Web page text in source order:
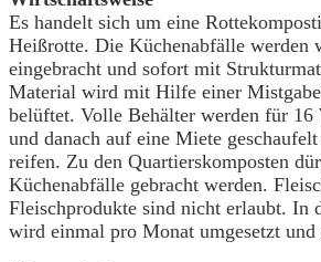
Es handelt sich um eine
Heißrotte. Die Küchenabfälle werden
eingebracht und sofort mit
Material wird mit Hilfe einer
belüftet. Volle Behälter werden für 16
und danach auf eine Miete
reifen. Zu den Quartierskomposten
Küchenabfälle gebracht werden.
Fleischprodukte sind nicht erlaubt. In
wird einmal pro Monat umgesetzt und